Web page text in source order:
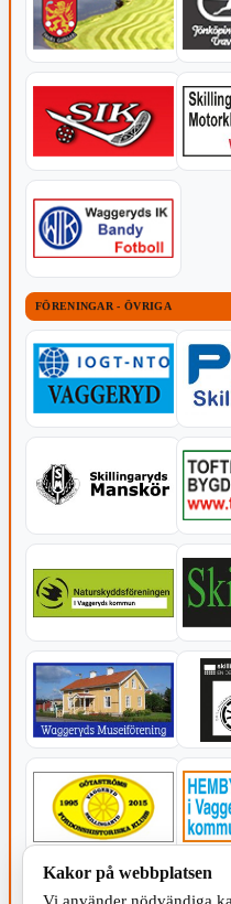
FÖRENINGAR - ÖVRIGA
KOMMUNEN
Kakor på webbplatsen